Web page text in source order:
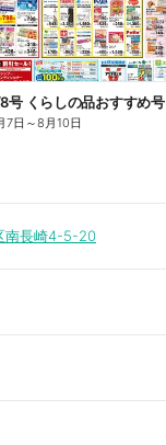
号 くらしの品おすすめ号
7日 ～8月10日
南長崎4-5-20